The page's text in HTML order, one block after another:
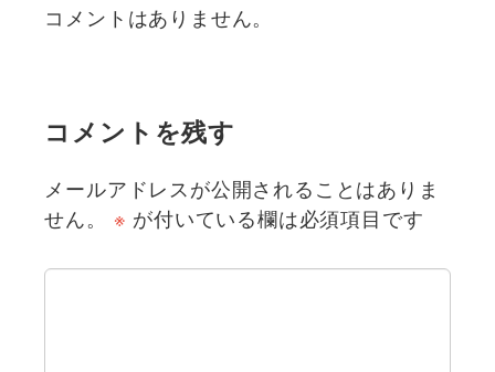
コメントはありません。
コメントを残す
メールアドレスが公開されることはありま
せん。
※ が付いている欄は必須項目です